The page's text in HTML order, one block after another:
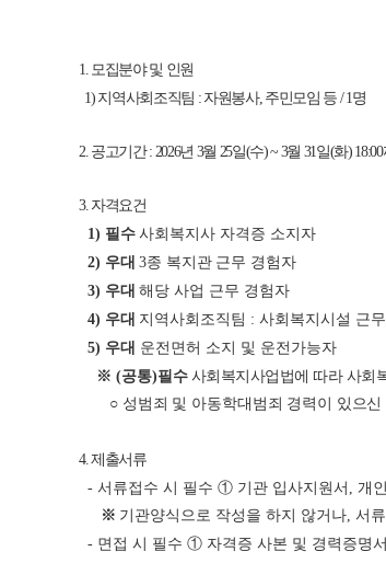
1. 모집분야 및 인원
1) 지역사회조직팀 : 자원봉사, 주민모임 등 / 1명
2. 공고기간: 2026년 3월 25일(수) ~ 3월 31일(화) 18:00
3. 자격요건
1) 필수 사회복지사 자격증 소지자
2) 우대 3종 복지관 근무 경험자
3) 우대 해당 사업 근무 경험자
4) 우대 지역사회조직팀 : 사회복지시설 근무
5) 우대 운전면허 소지 및 운전가능자
※ (공통)필수 사회복지사업법에 따라 사회
○ 성범죄 및 아동학대범죄 경력이 있으
4.제출서류
- 서류접수 시 필수 ① 기관 입사지원서 , 개
※ 기관양식으로 작성을 하지 않거나, 서
- 면접 시 필수 ① 자격증 사본 및 경력증명